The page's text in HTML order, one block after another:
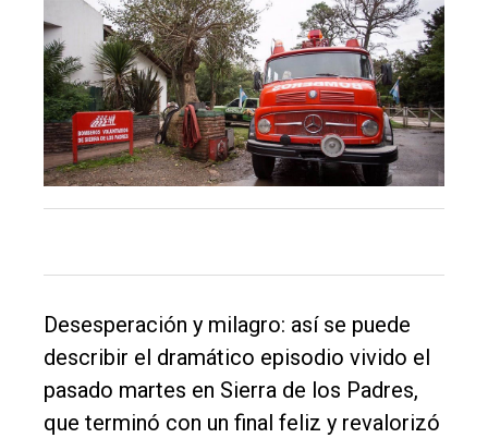
DIARIO
Balcarce
Inicio
Tendencia
Int.
Cultura
Entrevistas
Rural
Desesperación y milagro: así se puede
describir el dramático episodio vivido el
pasado martes en Sierra de los Padres,
que terminó con un final feliz y revalorizó